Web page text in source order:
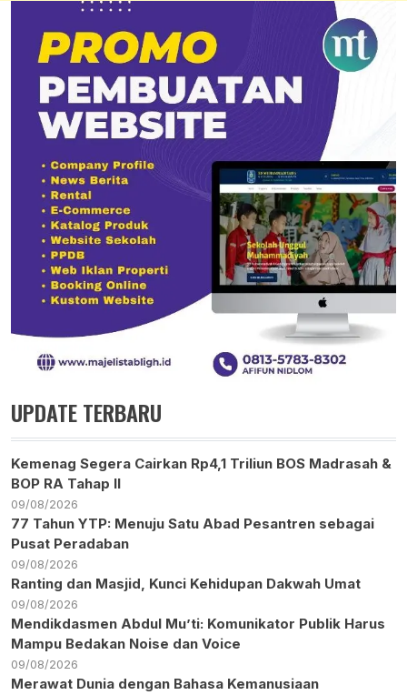
UPDATE TERBARU
Kemenag Segera Cairkan Rp4,1 Triliun BOS Madrasah &
BOP RA Tahap II
09/08/2026
77 Tahun YTP: Menuju Satu Abad Pesantren sebagai
Pusat Peradaban
09/08/2026
Ranting dan Masjid, Kunci Kehidupan Dakwah Umat
09/08/2026
Mendikdasmen Abdul Mu’ti: Komunikator Publik Harus
Mampu Bedakan Noise dan Voice
09/08/2026
Merawat Dunia dengan Bahasa Kemanusiaan